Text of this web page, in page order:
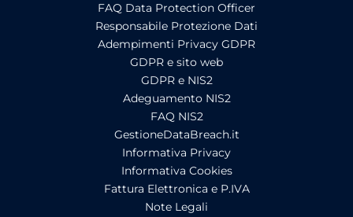
FAQ Data Protection Officer
Responsabile Protezione Dati
Adempimenti Privacy GDPR
GDPR e sito web
GDPR e NIS2
Adeguamento NIS2
FAQ NIS2
GestioneDataBreach.it
Informativa Privacy
Informativa Cookies
Fattura Elettronica e P.IVA
Note Legali